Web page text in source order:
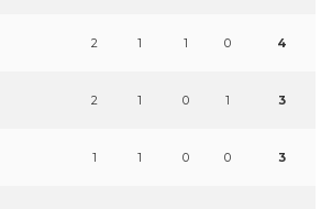
2 1 1 0 4
2 1 0 1 3
1 1 0 0 3